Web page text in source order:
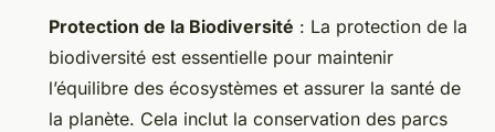
Protection de la Biodiversité : La protection de la
biodiversité est essentielle pour maintenir
l’équilibre des écosystèmes et assurer la santé de
la planète. Cela inclut la conservation des parcs